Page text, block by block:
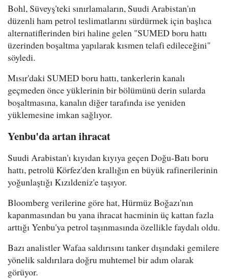
Bohl, Süveyş'teki sınırlamaların, Suudi Arabistan'ın
düzenli ham petrol teslimatlarını sürdürmek için başlıca
alternatiflerinden biri haline gelen "SUMED boru hattı
üzerinden boşaltma yapılarak kısmen telafi edileceğini"
söyledi.
Mısır'daki SUMED boru hattı, tankerlerin kanalı
geçmeden önce yüklerinin bir bölümünü derin sularda
boşaltmasına, kanalın diğer tarafında ise yeniden
yüklemesine imkan sağlıyor.
Yenbu'da artan ihracat
Suudi Arabistan'ı kıyıdan kıyıya geçen Doğu-Batı boru
hattı, petrolü Körfez'den krallığın en büyük rafinerilerinin
yoğunlaştığı Kızıldeniz'e taşıyor.
Bloomberg verilerine göre hat, Hürmüz Boğazı'nın
kapanmasından bu yana ihracat hacminin üç kattan fazla
arttığı Yenbu'ya petrol taşınmasında özellikle faydalı oldu.
Bazı analistler Wafaa saldırısını tanker dışındaki gemilere
yönelik saldırılara doğru muhtemel bir adım olarak
görüyor.